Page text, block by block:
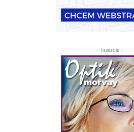
- Inzercia -